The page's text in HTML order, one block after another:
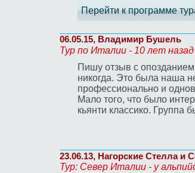
Перейти к программе
06.05.15, Владимир Бушель
Тур по Италии - 10 лет назад
Пишу отзыв с
никогда. Это была наша
профессионально и
Мало того, что было
кьянти классико. Группа
23.06.13, Нагорские Стелла и
Тур: Север Италии - у